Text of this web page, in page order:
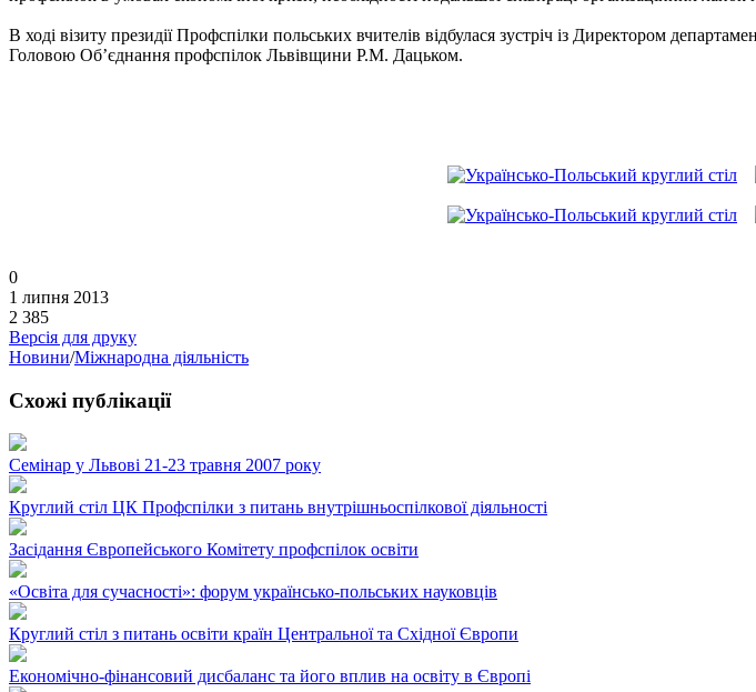
В ході візиту президії Профспілки польських вчителів відбулася зустріч із Директором
Головою Об’єднання профспілок Львівщини Р.М. Дацьком.
0
1 липня 2013
2 385
Версія для друку
Новини/Міжнародна діяльність
Схожі публікації
Семінар у Львові 21-23 травня 2007 року
Круглий стіл ЦК Профспілки з питань внутрішньоспілкової діяльності
Засідання Європейського Комітету профспілок освіти
«Освіта для сучасності»: форум українсько-польських науковців
Круглий стіл з питань освіти країн Центральної та Східної Європи
Економічно-фінансовий дисбаланс та його вплив на освіту в Європі